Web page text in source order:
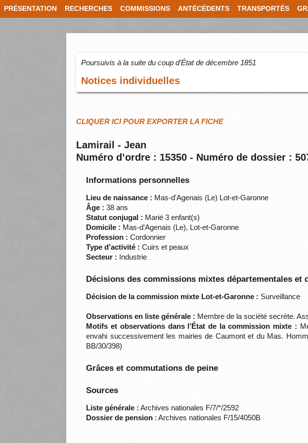
PRÉSENTATION RECHERCHES COMMISSIONS ANTÉCÉDENTS TRANSPORTÉS
Poursuivis à la suite du coup d’État de décembre 1851
Notices individuelles
CLIQUER ICI POUR EXPORTER LA FICHE
Lamirail - Jean
Numéro d’ordre : 15350 - Numéro de dossier :
Informations personnelles
Lieu de naissance : Mas-d'Agenais (Le) Lot-et-Garonne
Âge : 38 ans
Statut conjugal : Marié 3 enfant(s)
Domicile : Mas-d'Agenais (Le), Lot-et-Garonne
Profession : Cordonnier
Type d’activité : Cuirs et peaux
Secteur : Industrie
Décisions des commissions mixtes départementales
Décision de la commission mixte Lot-et-Garonne : Surveillance
Observations en liste générale : Membre de la société secrète.
Motifs et observations dans l’État de la commission mixte :
envahi successivement les mairies de Caumont et du Mas.
BB/30/398)
Grâces et commutations de peine
Sources
Liste générale : Archives nationales F/7/*/2592
Dossier de pension : Archives nationales F/15/4050B